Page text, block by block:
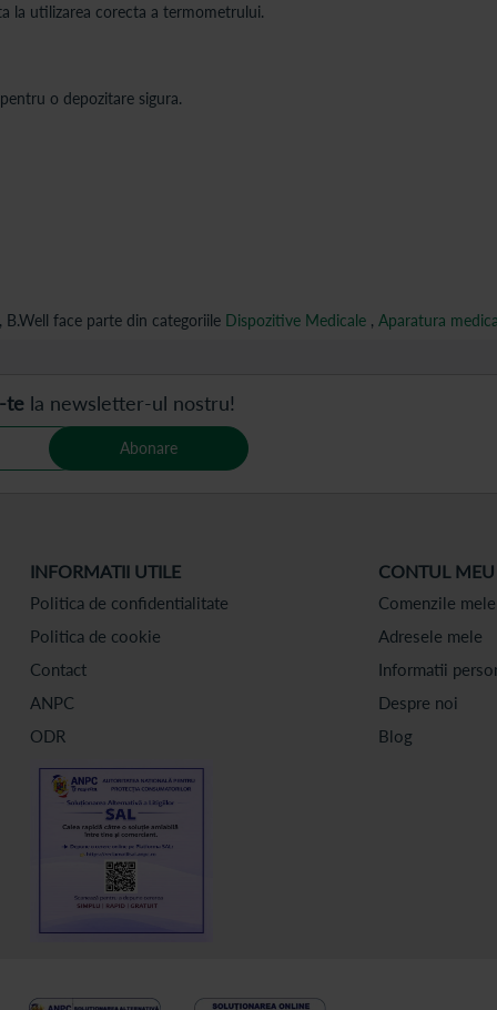
la utilizarea corecta a termometrului.
o depozitare sigura.
face parte din categoriile Dispozitive Medicale , Aparatura
te la newsletter-ul nostru!
Abonare
INFORMATII UTILE
Politica de confidentialitate
Politica de cookie
Contact
ANPC
ODR
CONTUL MEU
Comenzile mele
Adresele mele
Informatii
Despre noi
Blog